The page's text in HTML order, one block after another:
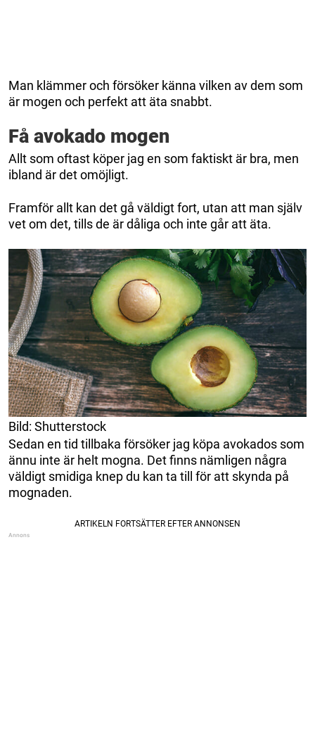
Man klämmer och försöker känna vilken av dem som
är mogen och perfekt att äta snabbt.
Få avokado mogen
Allt som oftast köper jag en som faktiskt är bra, men
ibland är det omöjligt.
Framför allt kan det gå väldigt fort, utan att man själv
vet om det, tills de är dåliga och inte går att äta.
Bild: Shutterstock
Sedan en tid tillbaka försöker jag köpa avokados som
ännu inte är helt mogna. Det finns nämligen några
väldigt smidiga knep du kan ta till för att skynda på
mognaden.